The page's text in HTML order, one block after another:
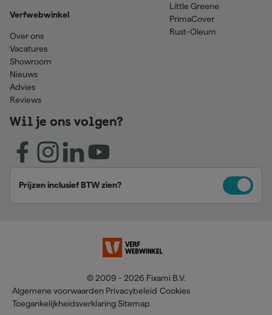
Verfwebwinkel
Over ons
Vacatures
Showroom
Nieuws
Advies
Reviews
Little Greene
PrimaCover
Rust-Oleum
Wil je ons volgen?
Prijzen inclusief BTW zien?
© 2009 - 2026 Fixami B.V.
Algemene voorwaarden Privacybeleid Cookies
Toegankelijkheidsverklaring Sitemap